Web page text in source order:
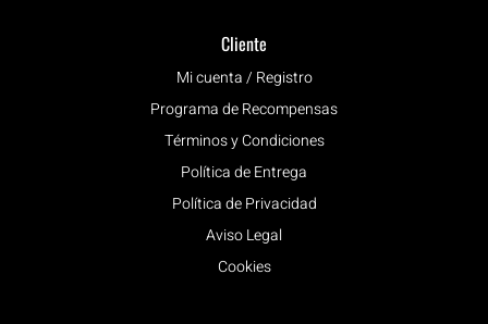
Cliente
Mi cuenta / Registro
Programa de Recompensas
Términos y Condiciones
Política de Entrega
Política de Privacidad
Aviso Legal
Cookies